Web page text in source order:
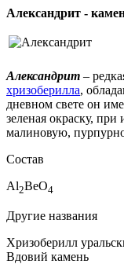
Александрит -
Александрит –
хризоберилла,
дневном свете он
зеленая окраску,
малиновую,
Состав
Al2BeO4
Другие названия
Хризоберилл
Вдовий камень